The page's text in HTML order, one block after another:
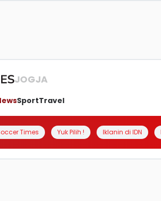
JOGJA
SportTravel
Times Yuk Pilih ! Iklanin di IDN